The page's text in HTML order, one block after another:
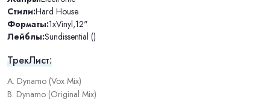
Стили:Hard House
Форматы:1xVinyl,12"
Лейблы:Sundissential ()
ТрекЛист:
A. Dynamo (Vox Mix)
B. Dynamo (Original Mix)